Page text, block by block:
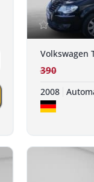
Volkswagen
390
2008